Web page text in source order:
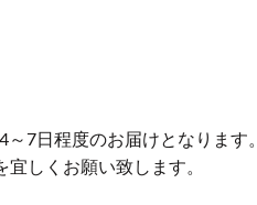
7日程度のお届けとなります。
しくお願い致します。